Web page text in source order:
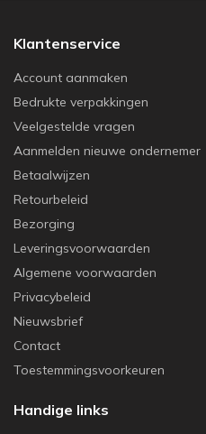
Klantenservice
Account aanmaken
Bedrukte verpakkingen
Veelgestelde vragen
Aanmelden nieuwe ondernemer
Betaalwijzen
Retourbeleid
Bezorging
Leveringsvoorwaarden
Algemene voorwaarden
Privacybeleid
Nieuwsbrief
Contact
Toestemmingsvoorkeuren
Handige links